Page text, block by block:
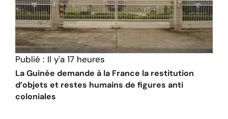
Publié : Il y'a 17 heures
La Guinée demande à la France la restitution
d’objets et restes humains de figures anti
coloniales